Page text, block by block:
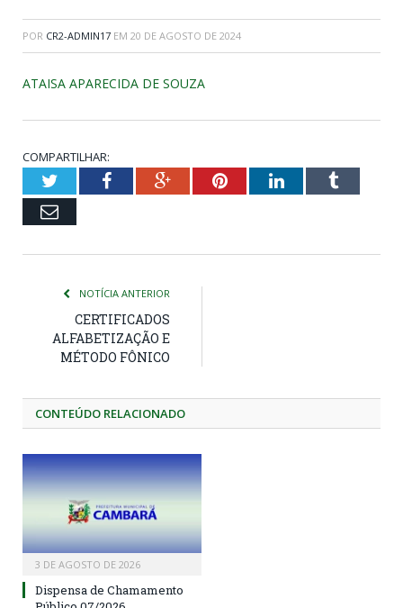
POR CR2-ADMIN17 EM 20 DE AGOSTO DE 2024
ATAISA APARECIDA DE SOUZA
COMPARTILHAR:
TwitterFacebookGoogle+PinterestLinkedInTumblr
Email
NOTÍCIA ANTERIOR
CERTIFICADOS
ALFABETIZAÇÃO E
MÉTODO FÔNICO
CONTEÚDO RELACIONADO
3 DE AGOSTO DE 2026
Dispensa de Chamamento